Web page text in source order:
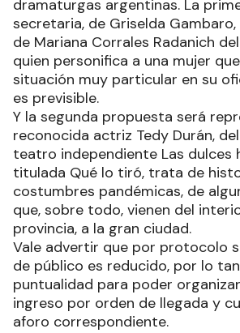
dramaturgas argentinas. La
secretaria, de Griselda
de Mariana Corrales Radanich
quien personifica a una mujer
situación muy particular en su
es previsible.
Y la segunda propuesta será
reconocida actriz Tedy Durán,
teatro independiente Las dulces
titulada Qué lo tiró, trata de
costumbres pandémicas, de
que, sobre todo, vienen del
provincia, a la gran ciudad.
Vale advertir que por protocolo
de público es reducido, por lo
puntualidad para poder
ingreso por orden de llegada y
aforo correspondiente.